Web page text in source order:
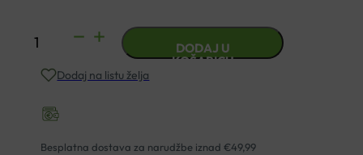
DIETPHARM
KAPSULE
DODAJ U
KOŠARICU
Dodaj na listu želja
Besplatna dostava za narudžbe iznad €49,99